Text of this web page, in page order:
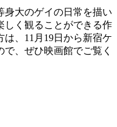
大のゲイの日常を描い
しく観ることができる作
、11月19日から新宿ケ
、ぜひ映画館でご覧く